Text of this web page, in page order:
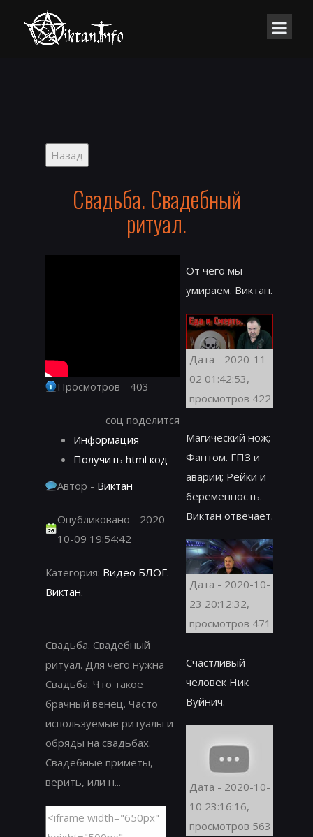
Свадьба. Свадебный
ритуал.
Просмотров - 403
соц поделится
Информация
Получить html код
Автор - Виктан
Опубликовано - 2020-
10-09 19:54:42
Категория: Видео БЛОГ.
Виктан.
Свадьба. Свадебный
ритуал. Для чего нужна
Свадьба. Что такое
брачный венец. Часто
используемые ритуалы и
обряды на свадьбах.
Свадебные приметы,
верить, или н...
От чего мы
умираем. Виктан.
Дата - 2020-11-
02 01:42:53,
просмотров 422
Магический нож;
Фантом. ГПЗ и
аварии; Рейки и
беременность.
Виктан отвечает.
Дата - 2020-10-
23 20:12:32,
просмотров 471
Счастливый
человек Ник
Вуйнич.
Дата - 2020-10-
10 23:16:16,
просмотров 563